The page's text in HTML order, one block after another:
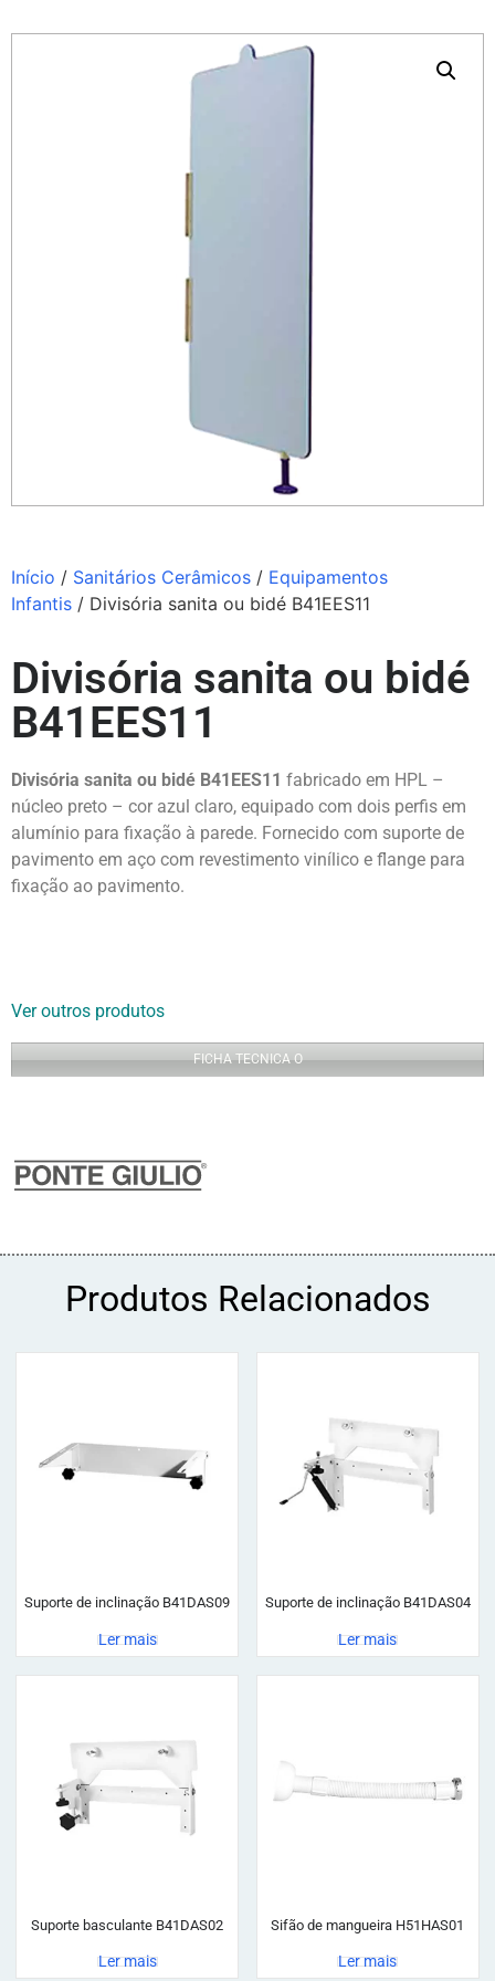
Início / Sanitários Cerâmicos / Equipamentos
Infantis / Divisória sanita ou bidé B41EES11
Divisória sanita ou bidé
B41EES11
Divisória sanita ou bidé B41EES11 fabricado em HPL –
núcleo preto – cor azul claro, equipado com dois perfis em
alumínio para fixação à parede. Fornecido com suporte de
pavimento em aço com revestimento vinílico e flange para
fixação ao pavimento.
Ver outros produtos
FICHA TECNICA O
Produtos Relacionados
Suporte de inclinação B41DAS09
Ler mais
Suporte de inclinação B41DAS04
Ler mais
Suporte basculante B41DAS02
Ler mais
Sifão de mangueira H51HAS01
Ler mais